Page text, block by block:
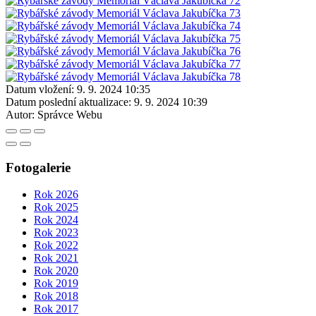
Datum vložení: 9. 9. 2024 10:35
Datum poslední aktualizace: 9. 9. 2024 10:39
Autor: Správce Webu
Fotogalerie
Rok 2026
Rok 2025
Rok 2024
Rok 2023
Rok 2022
Rok 2021
Rok 2020
Rok 2019
Rok 2018
Rok 2017